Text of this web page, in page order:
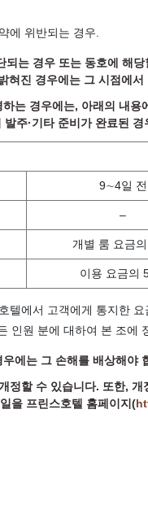
에 위반되는 경우.
는 경우 또는 동호에 해
진 경우에는 그 시점에
는 경우에는, 아래의 내
주·기타 준비가 완료된
9∼4일 전
–
개별 룸 요금
이용 요금의
에서 고객에게 통지한
인원 분에 대하여 본 조에
에는 그 손해를 배상해야
정할 수 있습니다. 또한,
을 프린스호텔 홈페이지(